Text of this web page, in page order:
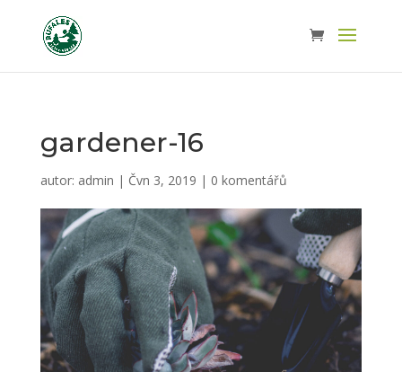
gardener-16
autor: admin | Čvn 3, 2019 | 0 komentářů